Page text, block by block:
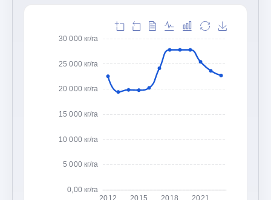
0,00 кг/га
5 000 кг/га
10 000 кг/га
15 000 кг/га
20 000 кг/га
25 000 кг/га
30 000 кг/га
2012 2015 2018 2021